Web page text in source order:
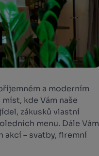
a moderním
kde Vám naše
zákusků vlastní
menu. Dále Vám
akcí – svatby, firemní